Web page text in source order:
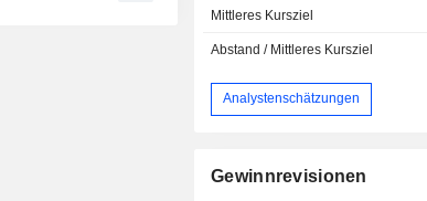
Mittleres Kursziel
Abstand / Mittleres Kursziel
Analystenschätzungen
Gewinnrevisionen